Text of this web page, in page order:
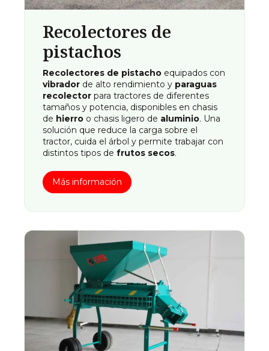
Recolectores de
pistachos
Recolectores de pistacho equipados con
vibrador de alto rendimiento y paraguas
recolector para tractores de diferentes
tamaños y potencia, disponibles en chasis
de hierro o chasis ligero de aluminio. Una
solución que reduce la carga sobre el
tractor, cuida el árbol y permite trabajar con
distintos tipos de frutos secos.
Más información